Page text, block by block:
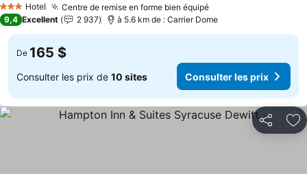
3 ÉtoilesHotel Centre de remise en forme bien équipéConsulter les prix
Consulter les prix
9,4 Excellent 2 937 à 5.6 km de : Carrier Dome
De 165 $
Consulter les prix de 10 sites Consulter les prix
Partager